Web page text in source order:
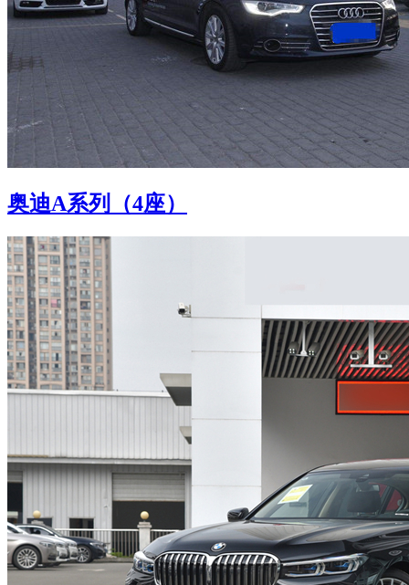
奥迪A系列（4座）